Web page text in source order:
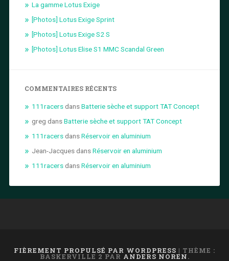
La gamme Lotus Exige
[Photos] Lotus Exige Sprint
[Photos] Lotus Exige S2 S
[Photos] Lotus Elise S1 MMC Scandal Green
COMMENTAIRES RÉCENTS
111racersdansBatterie sèche et support TAT Concept
greg dansBatterie sèche et support TAT Concept
111racersdansRéservoir en aluminium
Jean-JacquesdansRéservoir en aluminium
111racersdansRéservoir en aluminium
FIÈREMENT PROPULSÉ PAR WORDPRESS | THÈME :
BASKERVILLE 2 PAR ANDERS NOREN.